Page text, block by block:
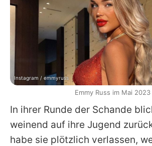
In ihrer Runde der Schande
weinend auf ihre Jugend
habe sie plötzlich verlassen,
Instagram / emmyruss
Emmy Russ im Mai 2023